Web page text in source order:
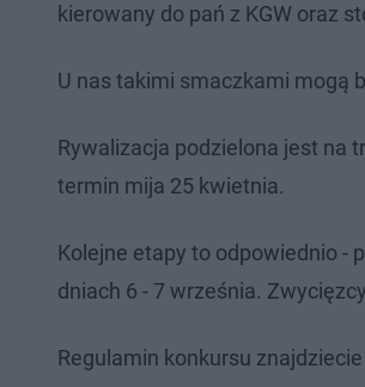
kierowany do pań z KGW oraz
U nas takimi smaczkami mogą
Rywalizacja podzielona jest na
termin mija 25 kwietnia.
Kolejne etapy to odpowiednio -
dniach 6 - 7 września.
Regulamin konkursu znajdziecie